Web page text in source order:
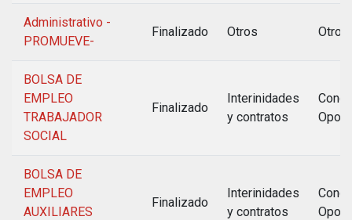
Administrativo -
PROMUEVE-
Finalizado Otros Otros
BOLSA DE
EMPLEO
TRABAJADOR
SOCIAL
Finalizado
Interinidades
y contratos
BOLSA DE
EMPLEO
AUXILIARES
Finalizado
Interinidades
y contratos